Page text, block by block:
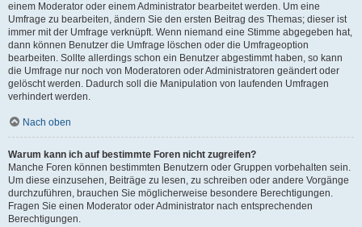
einem Moderator oder einem Administrator bearbeitet werden. Um eine
Umfrage zu bearbeiten, ändern Sie den ersten Beitrag des Themas; dieser ist
immer mit der Umfrage verknüpft. Wenn niemand eine Stimme abgegeben hat,
dann können Benutzer die Umfrage löschen oder die Umfrageoption
bearbeiten. Sollte allerdings schon ein Benutzer abgestimmt haben, so kann
die Umfrage nur noch von Moderatoren oder Administratoren geändert oder
gelöscht werden. Dadurch soll die Manipulation von laufenden Umfragen
verhindert werden.
Nach oben
Warum kann ich auf bestimmte Foren nicht zugreifen?
Manche Foren können bestimmten Benutzern oder Gruppen vorbehalten sein.
Um diese einzusehen, Beiträge zu lesen, zu schreiben oder andere Vorgänge
durchzuführen, brauchen Sie möglicherweise besondere Berechtigungen.
Fragen Sie einen Moderator oder Administrator nach entsprechenden
Berechtigungen.